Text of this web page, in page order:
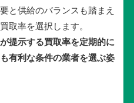
と供給のバランスも踏まえ
取率を選択します。
提示する買取率を定期的に
有利な条件の業者を選ぶ姿